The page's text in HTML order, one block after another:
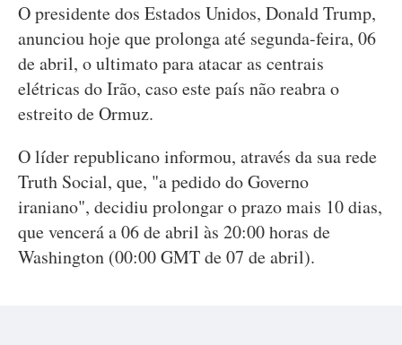
O presidente dos Estados Unidos, Donald Trump,
anunciou hoje que prolonga até segunda-feira, 06
de abril, o ultimato para atacar as centrais
elétricas do Irão, caso este país não reabra o
estreito de Ormuz.
O líder republicano informou, através da sua rede
Truth Social, que, "a pedido do Governo
iraniano", decidiu prolongar o prazo mais 10 dias,
que vencerá a 06 de abril às 20:00 horas de
Washington (00:00 GMT de 07 de abril).